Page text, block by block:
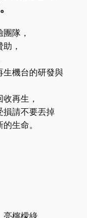
隊，
，
生機台的研發與
再生，
損請不要丟掉
生命。